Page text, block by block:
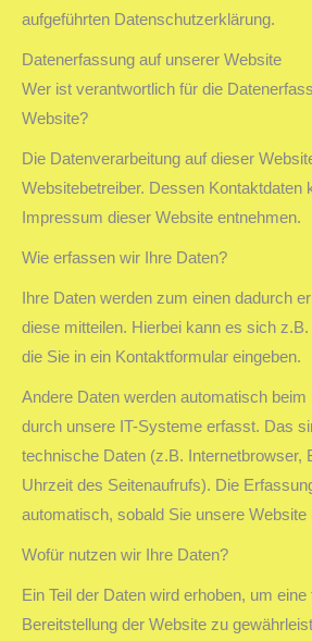
aufgeführten Datenschutzerklärung.
Datenerfassung auf unserer Website
Wer ist verantwortlich für die
Website?
Die Datenverarbeitung auf dieser
Websitebetreiber. Dessen Kontaktdaten
Impressum dieser Website entnehmen.
Wie erfassen wir Ihre Daten?
Ihre Daten werden zum einen dadurch
diese mitteilen. Hierbei kann es sich
die Sie in ein Kontaktformular eingeben.
Andere Daten werden automatisch
durch unsere IT-Systeme erfasst. Das
technische Daten (z.B. Internetbrowser,
Uhrzeit des Seitenaufrufs). Die
automatisch, sobald Sie unsere Website
Wofür nutzen wir Ihre Daten?
Ein Teil der Daten wird erhoben, um eine
Bereitstellung der Website zu